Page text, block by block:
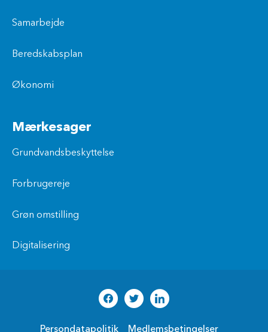
Samarbejde
Beredskabsplan
Økonomi
Mærkesager
Grundvandsbeskyttelse
Forbrugereje
Grøn omstilling
Digitalisering
Persondatapolitik Medlemsbetingelser